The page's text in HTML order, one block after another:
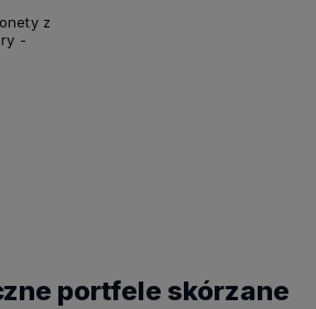
z
-
portfele skórzane